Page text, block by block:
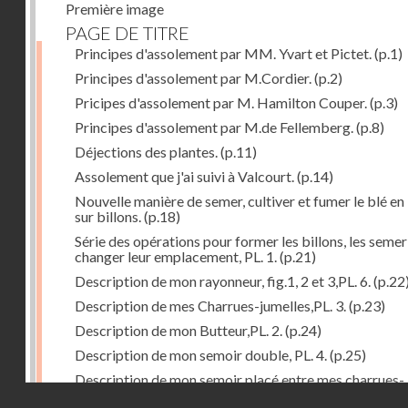
Première image
PAGE DE TITRE
Principes d'assolement par MM. Yvart et Pictet. (p.1)
Principes d'assolement par M.Cordier. (p.2)
Pricipes d'assolement par M. Hamilton Couper. (p.3)
Principes d'assolement par M.de Fellemberg. (p.8)
Déjections des plantes. (p.11)
Assolement que j'ai suivi à Valcourt. (p.14)
Nouvelle manière de semer, cultiver et fumer le blé en
sur billons. (p.18)
Série des opérations pour former les billons, les
changer leur emplacement, PL. 1. (p.21)
Description de mon rayonneur, fig.1, 2 et 3,PL. 6.
Description de mes Charrues-jumelles,PL. 3. (p.23)
Description de mon Butteur,PL. 2. (p.24)
Description de mon semoir double, PL. 4. (p.25)
Description de mon semoir placé entre mes charrues-